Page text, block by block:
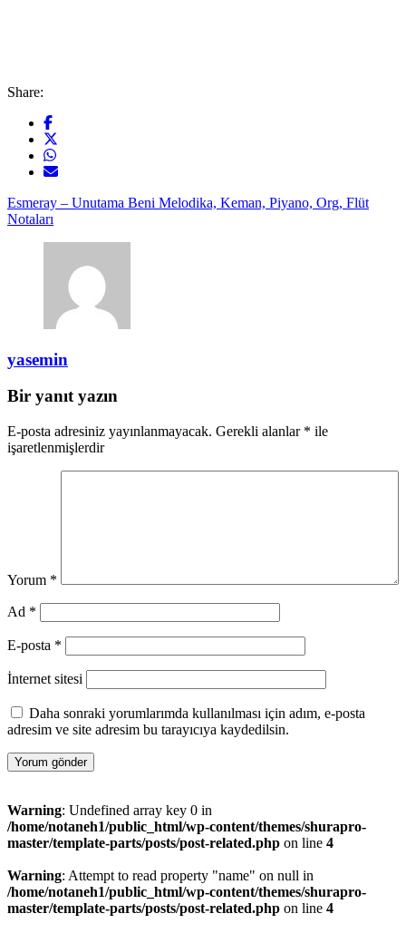
Share:
Esmeray – Unutama Beni Melodika, Keman, Piyano, Org, Flüt
Notaları
yasemin
Bir yanıt yazın
E-posta adresiniz yayınlanmayacak. Gerekli alanlar * ile
işaretlenmişlerdir
Yorum *
Ad *
E-posta *
İnternet sitesi
Daha sonraki yorumlarımda kullanılması için adım, e-posta
adresim ve site adresim bu tarayıcıya kaydedilsin.
Warning: Undefined array key 0 in
/home/notaneh1/public_html/wp-content/themes/shurapro-
master/template-parts/posts/post-related.php on line 4
Warning: Attempt to read property "name" on null in
/home/notaneh1/public_html/wp-content/themes/shurapro-
master/template-parts/posts/post-related.php on line 4